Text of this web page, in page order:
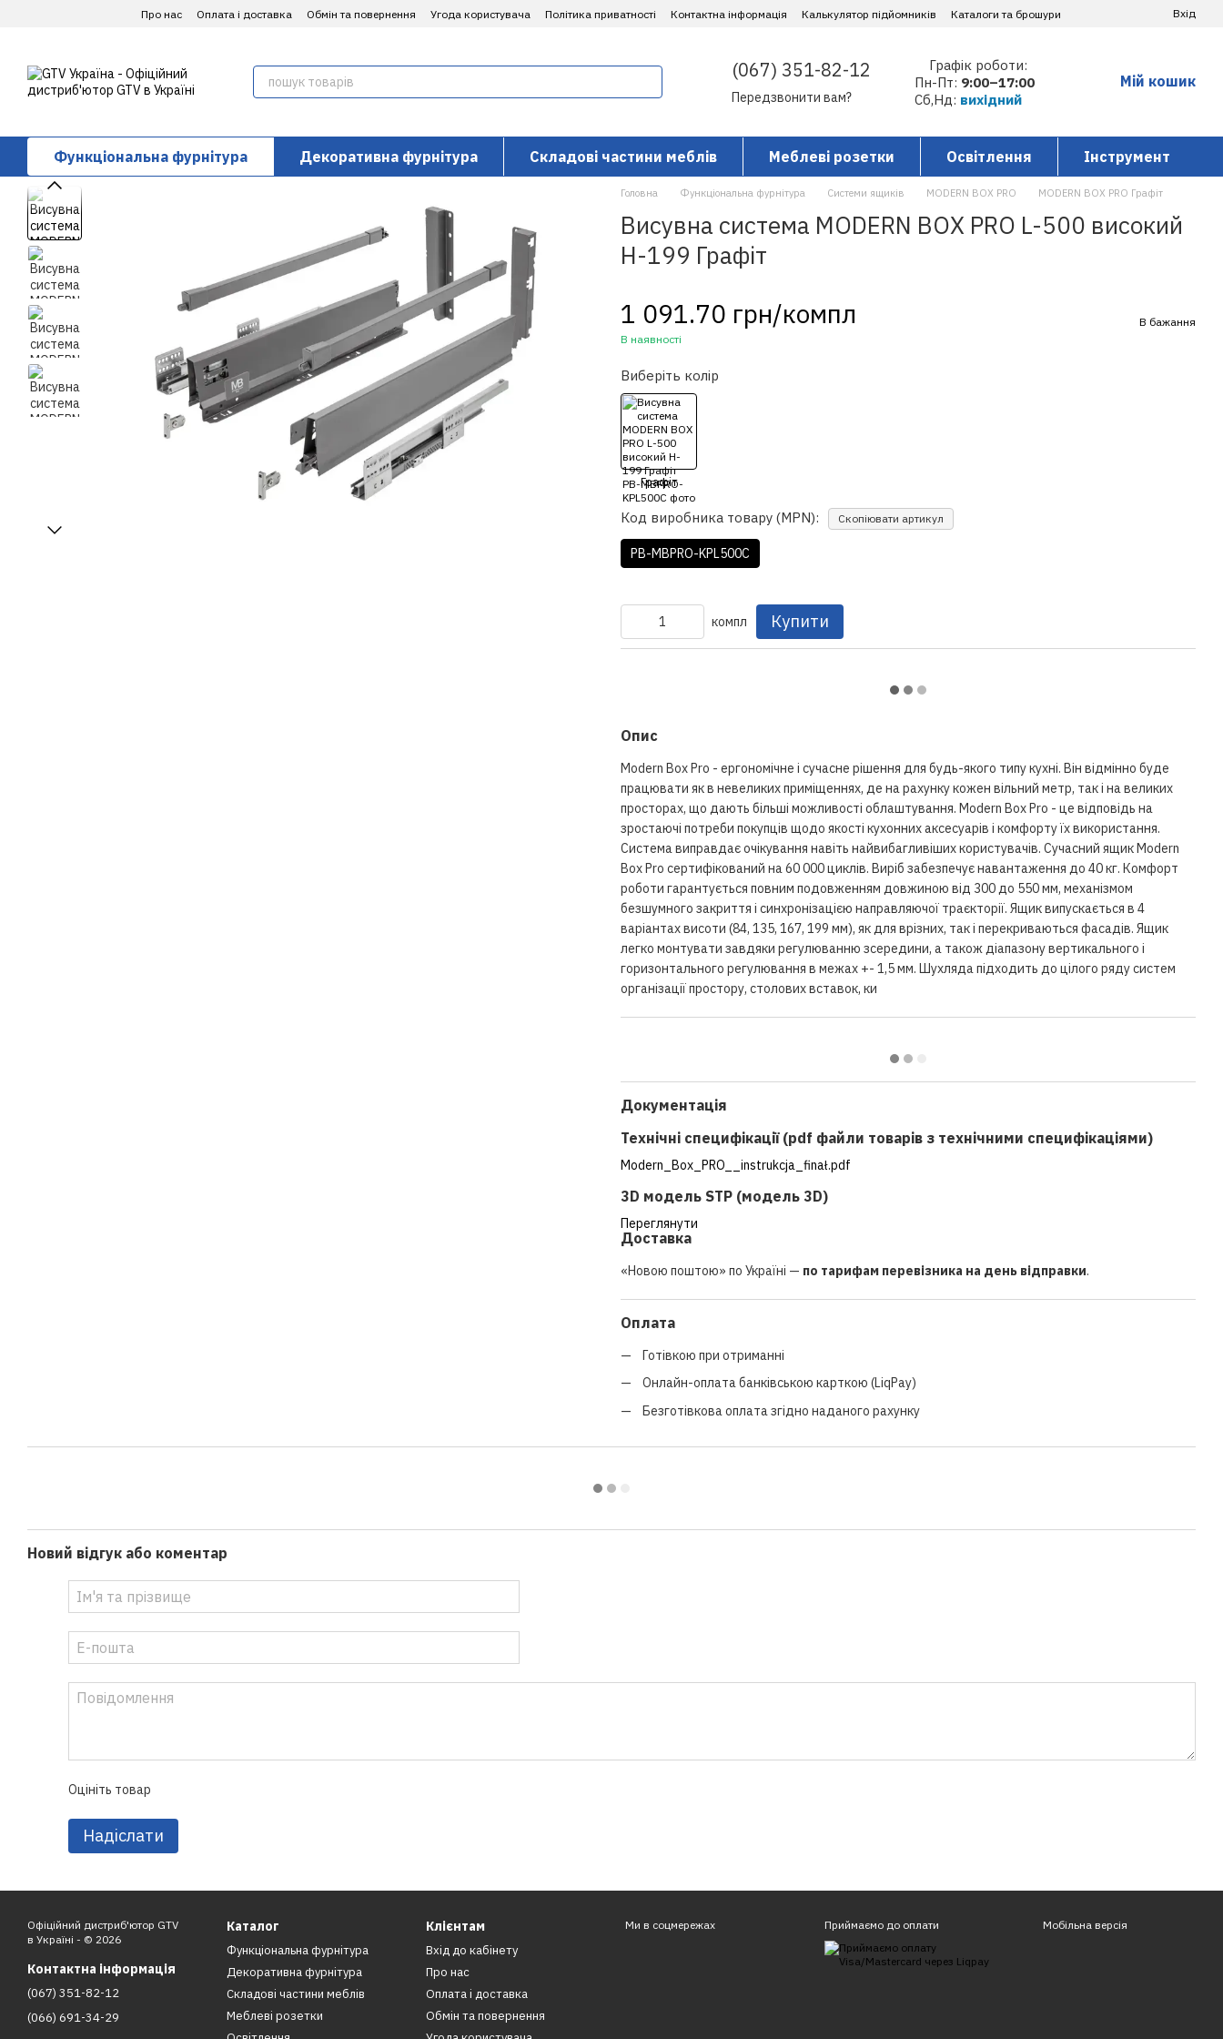
Перейти до основного контенту
Про нас Оплата і доставка Обмін та повернення Угода користувача Політика приватності Контактна інформація ​Калькулятор підйомників Каталоги та брошури Вхід
(067) 351-82-12
Передзвонити вам?
Графік роботи:
Пн-Пт: 9:00–17:00
Сб,Нд: вихідний
Мій кошик
Функціональна фурнітура Декоративна фурнітура Складові частини меблів Меблеві розетки Освітлення Інструмент
Головна Функціональна фурнітура Системи ящиків MODERN BOX PRO MODERN BOX PRO Графіт
Висувна система MODERN BOX PRO L-500 високий
H-199 Графіт
1 091.70 грн/компл
В наявності
В бажання
Виберіть колір
Код виробника товару (MPN): Скопіювати артикул
PB-MBPRO-KPL500C
компл Купити
Опис
Modern Box Pro - ергономічне і сучасне рішення для будь-якого типу кухні. Він відмінно буде
працювати як в невеликих приміщеннях, де на рахунку кожен вільний метр, так і на великих
просторах, що дають більші можливості облаштування. Modern Box Pro - це відповідь на
зростаючі потреби покупців щодо якості кухонних аксесуарів і комфорту їх використання.
Система виправдає очікування навіть найвибагливіших користувачів. Сучасний ящик Modern
Box Pro сертифікований на 60 000 циклів. Виріб забезпечує навантаження до 40 кг. Комфорт
роботи гарантується повним подовженням довжиною від 300 до 550 мм, механізмом
безшумного закриття і синхронізацією направляючої траєкторії. Ящик випускається в 4
варіантах висоти (84, 135, 167, 199 мм), як для врізних, так і перекриваються фасадів. Ящик
легко монтувати завдяки регулюванню зсередини, а також діапазону вертикального і
горизонтального регулювання в межах +- 1,5 мм. Шухляда підходить до цілого ряду систем
організації простору, столових вставок, ки
Документація
Технічні специфікації (pdf файли товарів з технічними специфікаціями)
Modern_Box_PRO__instrukcja_finał.pdf
3D модель STP (модель 3D)
Переглянути
Доставка
«Новою поштою» по Україні — по тарифам перевізника на день відправки.
Оплата
Готівкою при отриманні
Онлайн-оплата банківською карткою (LiqPay)
Безготівкова оплата згідно наданого рахунку
Новий відгук або коментар
Оцініть товар
Надіслати
Офіційний дистриб'ютор GTV
в Україні - © 2026
Контактна інформація
(067) 351-82-12
(066) 691-34-29
Каталог
Функціональна фурнітура
Декоративна фурнітура
Складові частини меблів
Меблеві розетки
Клієнтам
Вхід до кабінету
Про нас
Оплата і доставка
Обмін та повернення
Ми в соцмережах Приймаємо до оплати Мобільна версія